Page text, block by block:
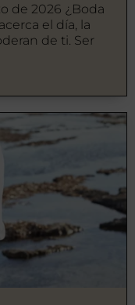
de 2026 ¿Boda
el día, la
de ti. Ser